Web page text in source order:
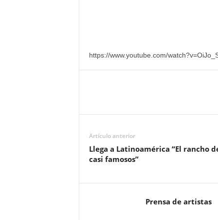
https://www.youtube.com/
Artículo anterior
Llega a Latinoamérica “El rancho
casi famosos”
Prensa de artistas